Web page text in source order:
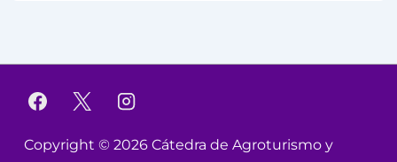
Copyright © 2026 Cátedra de Agroturismo y